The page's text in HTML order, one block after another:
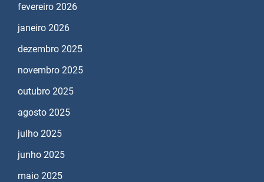
fevereiro 2026
janeiro 2026
dezembro 2025
novembro 2025
outubro 2025
agosto 2025
julho 2025
junho 2025
maio 2025